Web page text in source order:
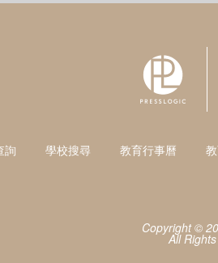
詢 學校搜尋 教育行事曆
Copyright ©
All